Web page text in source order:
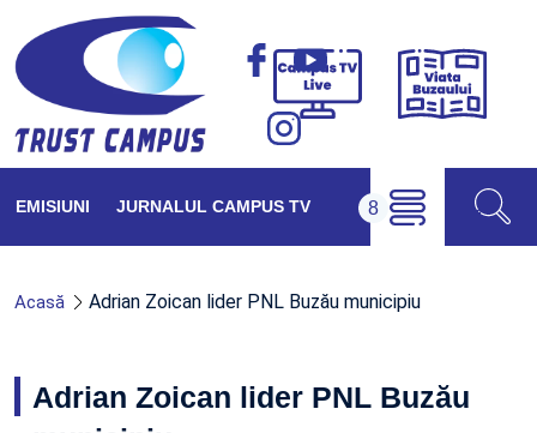
Campus
Viața
EMISIUNI JURNALUL CAMPUS TV
Acasă Adrian Zoican lider PNL Buzău municipiu
Adrian Zoican lider PNL Buzău